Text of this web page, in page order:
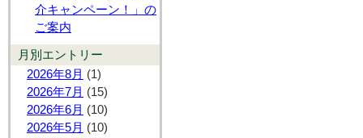
介キャンペーン！」の
ご案内
月別エントリー
2026年8月 (1)
2026年7月 (15)
2026年6月 (10)
2026年5月 (10)